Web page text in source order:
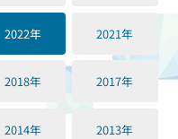
2022年 2021年
2018年 2017年
2014年 2013年